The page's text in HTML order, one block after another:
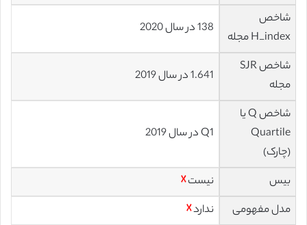
شاخص
H_index مجله
138 در سال 2020
شاخص SJR
مجله
1.641 در سال 2019
شاخص Q یا
Quartile
(چارک)
Q1 در سال 2019
بیس نیست☓
مدل مفهومی
ندارد☓